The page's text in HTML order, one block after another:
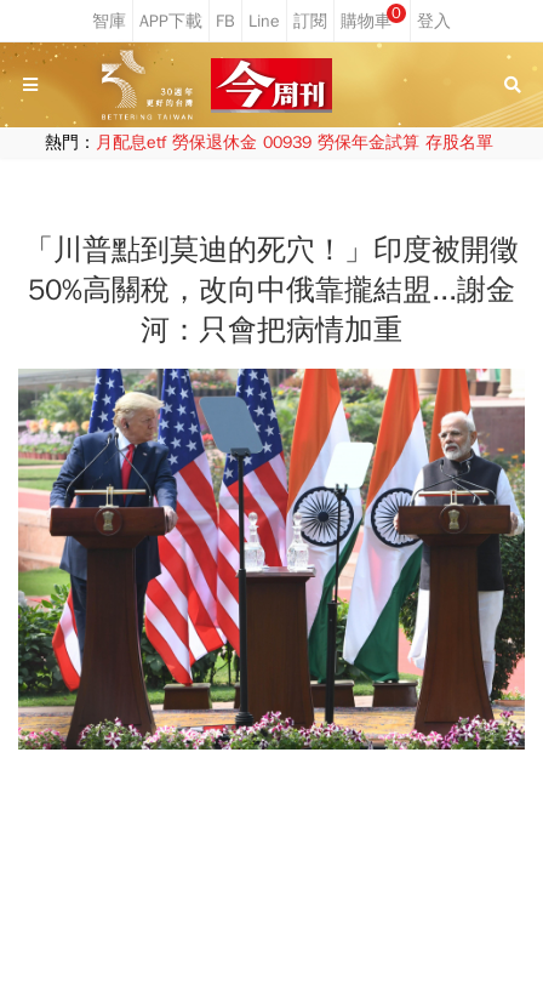
0
熱門： 月配息etf 勞保退休金 00939 勞保年金試算 存股名單
「川普點到莫迪的死穴！」印度被開徵
50%高關稅，改向中俄靠攏結盟...謝金
河：只會把病情加重